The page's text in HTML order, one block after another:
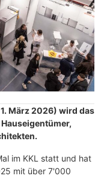
März 2026) wird das
im KKL statt und hat
mit über 7'000